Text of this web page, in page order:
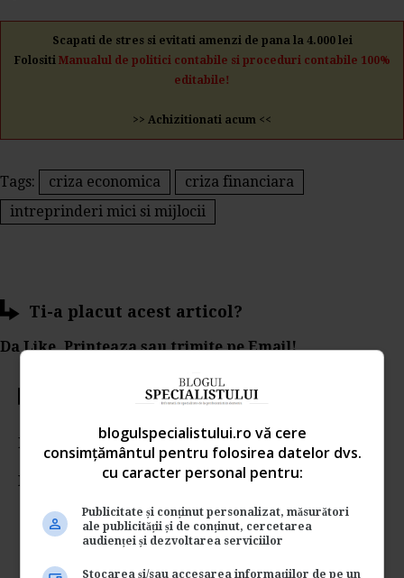
Scapati de stres si evitati amenzi de pana la 4.000 lei
Folositi Manualul de politici contabile si proceduri contabile 100%
editabile!
>> Achizitionati acum <<
Tags: criza economica
criza financiara
intreprinderi mici si mijlocii
Ti-a placut acest articol?
Da Like, Printeaza sau trimite pe Email!
Votati articolul
Rating:
Nota: 1voturi
blogulspecialistului.ro vă cere
consimțământul pentru folosirea datelor dvs.
cu caracter personal pentru:
Publicitate și conținut personalizat, măsurători
ale publicității și de conținut, cercetarea
audienței și dezvoltarea serviciilor
Stocarea și/sau accesarea informațiilor de pe un